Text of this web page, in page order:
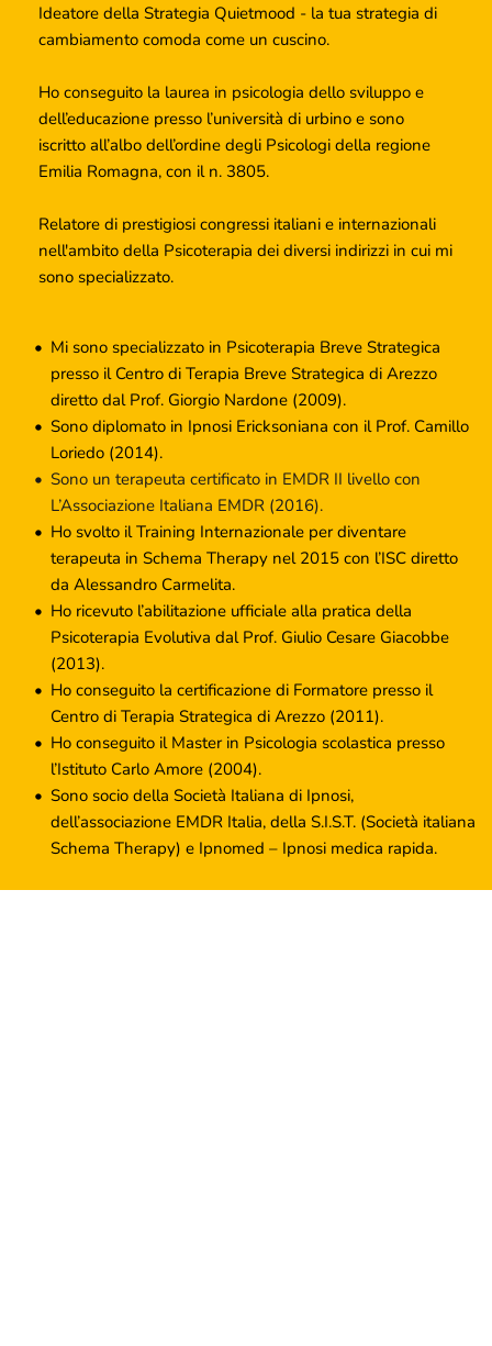
Ideatore della Strategia Quietmood - la tua strategia di
cambiamento comoda come un cuscino.
Ho conseguito la laurea in psicologia dello sviluppo e
dell’educazione presso l’università di urbino e sono
iscritto all’albo dell’ordine degli Psicologi della regione
Emilia Romagna, con il n. 3805.
Relatore di prestigiosi congressi italiani e internazionali
nell'ambito della Psicoterapia dei diversi indirizzi in cui mi
sono specializzato.
Mi sono specializzato in Psicoterapia Breve Strategica
presso il Centro di Terapia Breve Strategica di Arezzo
diretto dal Prof. Giorgio Nardone (2009).
Sono diplomato in Ipnosi Ericksoniana con il Prof. Camillo
Loriedo (2014).
Sono un terapeuta certificato in EMDR II livello con
L’Associazione Italiana EMDR (2016).
Ho svolto il Training Internazionale per diventare
terapeuta in Schema Therapy nel 2015 con l’ISC diretto
da Alessandro Carmelita.
Ho ricevuto l’abilitazione ufficiale alla pratica della
Psicoterapia Evolutiva dal Prof. Giulio Cesare Giacobbe
(2013).
Ho conseguito la certificazione di Formatore presso il
Centro di Terapia Strategica di Arezzo (2011).
Ho conseguito il Master in Psicologia scolastica presso
l’Istituto Carlo Amore (2004).
Sono socio della Società Italiana di Ipnosi,
dell’associazione EMDR Italia, della S.I.S.T. (Società italiana
Schema Therapy) e Ipnomed – Ipnosi medica rapida.